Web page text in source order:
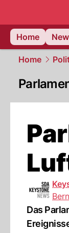
Home
Home
Bern
Das